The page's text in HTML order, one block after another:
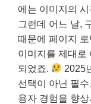
에는 이미지의
그런데 어느 날,
때문에 페이지
이미지를 제대로
되었죠.
2025
선택이 아닌 필
용자 경험을 향